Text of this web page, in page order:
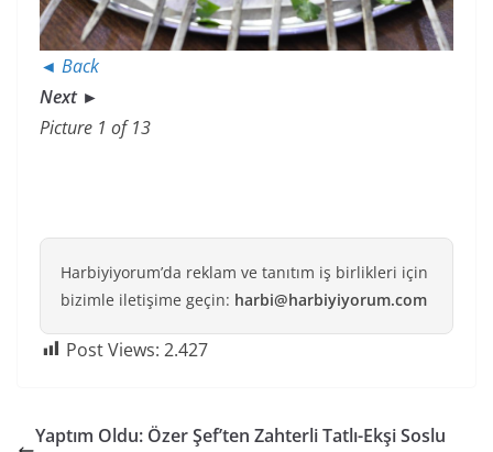
◄ Back
Next ►
Picture 1 of 13
Harbiyiyorum’da reklam ve tanıtım iş birlikleri için
bizimle iletişime geçin: harbi@harbiyiyorum.com
Post Views: 2.427
Yaptım Oldu: Özer Şef’ten Zahterli Tatlı-Ekşi Soslu